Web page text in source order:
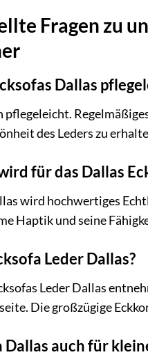
Fragen zu
Dallas
pflegeleicht.
des Leders zu
für das Dallas
wird hochwertiges
Haptik und seine
Leder Dallas?
Leder Dallas
Die großzügige
Dallas auch für